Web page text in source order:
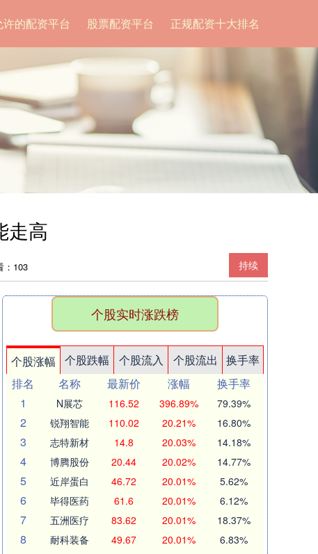
许的配资平台 股票配资平台 正规配资十大排名
走高
持续
：103
个股实时涨跌榜
个股涨幅 个股跌幅 个股流入 个股流出
换手率
排名
名称 最新价 涨幅
换手率
1
N展芯 116.52 396.89% 79.39%
2 锐翔智能 110.02 20.21% 16.80%
3 志特新材 14.8 20.03% 14.18%
4 博腾股份 20.44 20.02% 14.77%
5 近岸蛋白 46.72 20.01% 5.62%
6 毕得医药 61.6 20.01% 6.12%
7 五洲医疗 83.62 20.01% 18.37%
8 耐科装备 49.67 20.01% 6.83%